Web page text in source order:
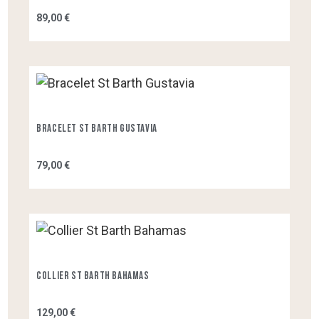
89,00 €
Bracelet St Barth Gustavia
79,00 €
Collier St Barth Bahamas
129,00 €